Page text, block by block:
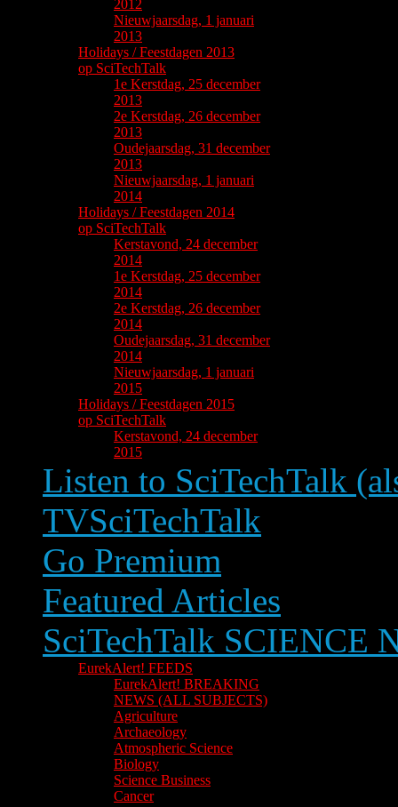
2012
Nieuwjaarsdag, 1 januari
2013
Holidays / Feestdagen 2013
op SciTechTalk
1e Kerstdag, 25 december
2013
2e Kerstdag, 26 december
2013
Oudejaarsdag, 31 december
2013
Nieuwjaarsdag, 1 januari
2014
Holidays / Feestdagen 2014
op SciTechTalk
Kerstavond, 24 december
2014
1e Kerstdag, 25 december
2014
2e Kerstdag, 26 december
2014
Oudejaarsdag, 31 december
2014
Nieuwjaarsdag, 1 januari
2015
Holidays / Feestdagen 2015
op SciTechTalk
Kerstavond, 24 december
2015
Listen to SciTechTalk
TVSciTechTalk
Go Premium
Featured Articles
SciTechTalk SCIENCE
EurekAlert! FEEDS
EurekAlert! BREAKING
NEWS (ALL SUBJECTS)
Agriculture
Archaeology
Atmospheric Science
Biology
Science Business
Cancer